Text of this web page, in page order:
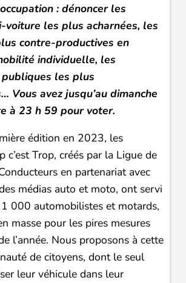
: dénoncer les
voiture les plus acharnées, les
contre-productives en
individuelle, les
les plus
Vous avez jusqu’au dimanche
à 23 h 59 pour voter.
édition en 2023, les
c’est Trop, créés par la Ligue de
en partenariat avec
médias auto et moto, ont servi
000 automobilistes et motards,
masse pour les pires mesures
l’année. Nous proposons à cette
de citoyens, dont le seul
leur véhicule dans leur